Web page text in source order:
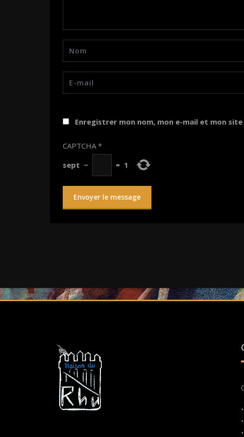
Enregistrer mon nom, mon e-mail et mon
CAPTCHA*
sept − = 1